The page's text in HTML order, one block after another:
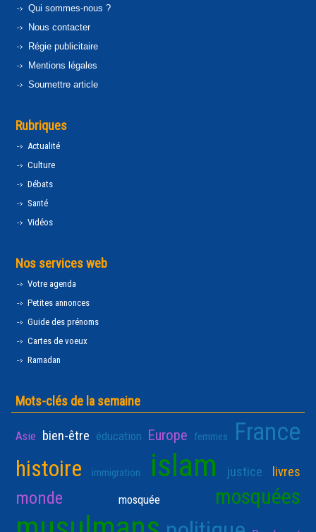
Qui sommes-nous ?
Nous contacter
Régie publicitaire
Mentions légales
Soumettre article
Rubriques
Actualité
Culture
Débats
Santé
Vidéos
Nos services web
Votre agenda
Petites annonces
Guide des prénoms
Cartes de voeux
Ramadan
Mots-clés de la semaine
Asie bien-être éducation Europe femmes France
histoire immigration islam justice livres
monde mosquée mosquées